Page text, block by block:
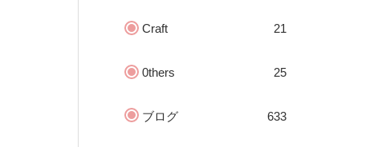
Craft 21
0thers 25
ブログ 633